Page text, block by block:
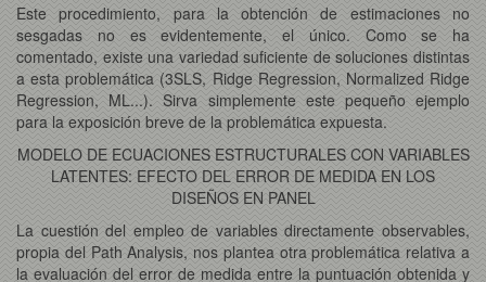
Este procedimiento, para la obtención de estimaciones no
sesgadas no es evidentemente, el único. Como se ha
comentado, existe una variedad suficiente de soluciones distintas
a esta problemática (3SLS, Ridge Regression, Normalized Ridge
Regression, ML...). Sirva simplemente este pequeño ejemplo
para la exposición breve de la problemática expuesta.
MODELO DE ECUACIONES ESTRUCTURALES CON VARIABLES
LATENTES: EFECTO DEL ERROR DE MEDIDA EN LOS
DISEÑOS EN PANEL
La cuestión del empleo de variables directamente observables,
propia del Path Analysis, nos plantea otra problemática relativa a
la evaluación del error de medida entre la puntuación obtenida y